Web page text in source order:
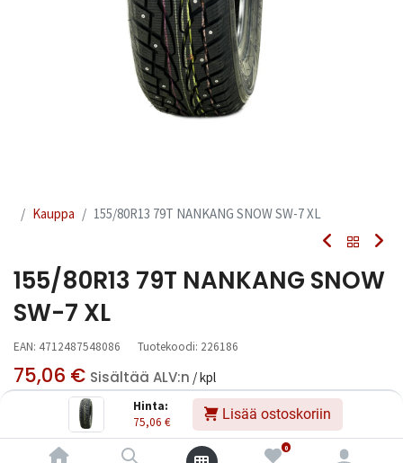
Hinta:
75,06 € Lisää ostoskoriin
0
Kauppa 155/80R13 79T NANKANG SNOW SW-7 XL
155/80R13 79T NANKANG SNOW
SW-7 XL
EAN: 4712487548086 Tuotekoodi: 226186
75,06 € Sisältää ALV:n / kpl
Toimittajilla (kotimaa):
Saatavilla
Toimitusaika:
3 arkipäivää